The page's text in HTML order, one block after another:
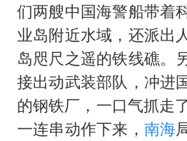
AI会终结
夯实基
们两艘中国海警船带着
业岛附近水域，还派出
岛咫尺之遥的铁线礁。
接出动武装部队，冲进
的钢铁厂，一口气抓走
一连串动作下来， 南海